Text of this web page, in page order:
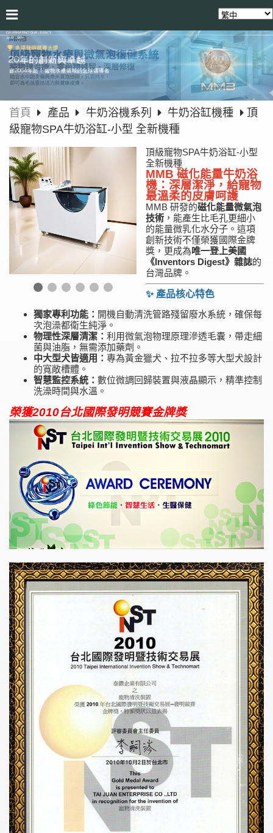
首頁 產品 牛奶浴機系列 牛奶浴缸機種
頂
級寵物SPA牛奶浴缸-小型 全新機種
頂級寵物SPA牛奶浴缸-小型
全新機種
MMB 磁化能量牛奶浴
機：深層潔淨，給寵物
最溫柔的皮膚呵護
MMB 研發的磁化能量微氣泡
技術 ，能產生比毛孔更細小
的能量微乳化水分子。這項
創新技術不僅榮獲國際金牌
獎，更成為唯一登上美國
《Inventors Digest》雜誌的
台灣品牌。
✨ 產品核心特色
獨家專利功能： 開機自動清洗管路殘留廢水系統，確保每
次泡澡都衛生純淨。
物理性深層清潔： 利用微氣泡物理原理滲透毛囊，帶走細
菌與油脂，無需添加藥劑。
中大型犬皆適用： 專為黃金獵犬、拉不拉多等大型犬設計
的寬敞槽體。
智慧監控系統： 數位微調回歸裝置與液晶顯示，精準控制
洗澡時間與水溫。
榮獲2010台北國際發明競賽金牌獎